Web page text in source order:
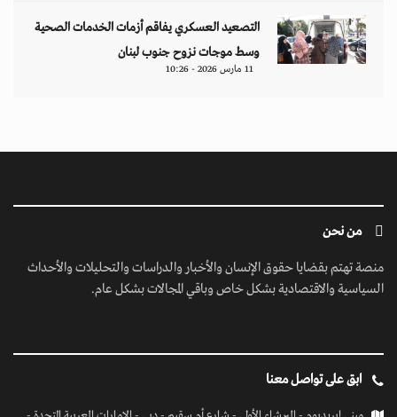
التصعيد العسكري يفاقم أزمات الخدمات الصحية
وسط موجات نزوح جنوب لبنان
11 مارس 2026 - 10:26
من نحن
منصة تهتم بقضايا حقوق الإنسان والأخبار والدراسات والتحليلات والأحداث
السياسية والاقتصادية بشكل خاص وباقي المجالات بشكل عام.
ابق على تواصل معنا